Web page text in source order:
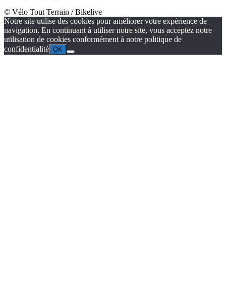
© Vélo Tout Terrain / Bikelive
Notre site utilise des cookies pour améliorer votre expérience de
navigation. En continuant à utiliser notre site, vous acceptez notre
utilisation de cookies conformément à notre politique de
confidentialité OK